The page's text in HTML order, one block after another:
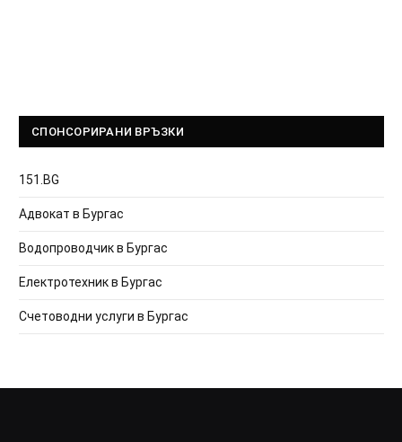
СПОНСОРИРАНИ ВРЪЗКИ
151.BG
Адвокат в Бургас
Водопроводчик в Бургас
Електротехник в Бургас
Счетоводни услуги в Бургас